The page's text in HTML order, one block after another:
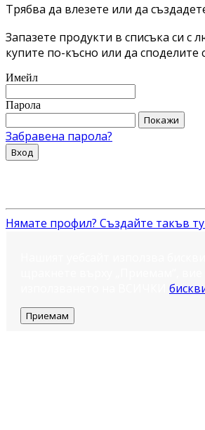
Трябва да влезете или да
Запазете продукти в списъка си с
купите по-късно или да споделите
Имейл
Парола
Покажи
Забравена парола?
Вход
Нямате профил? Създайте такъв
Приемам